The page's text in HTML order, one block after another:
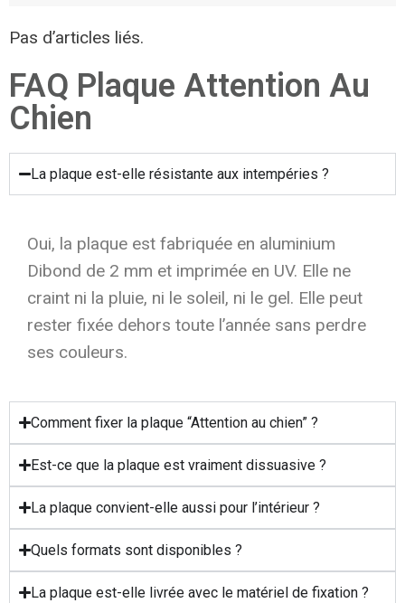
Pas d’articles liés.
FAQ Plaque Attention Au
Chien
La plaque est-elle résistante aux intempéries ?
Oui, la plaque est fabriquée en aluminium
Dibond de 2 mm et imprimée en UV. Elle ne
craint ni la pluie, ni le soleil, ni le gel. Elle peut
rester fixée dehors toute l’année sans perdre
ses couleurs.
Comment fixer la plaque “Attention au chien” ?
Est-ce que la plaque est vraiment dissuasive ?
La plaque convient-elle aussi pour l’intérieur ?
Quels formats sont disponibles ?
La plaque est-elle livrée avec le matériel de fixation ?